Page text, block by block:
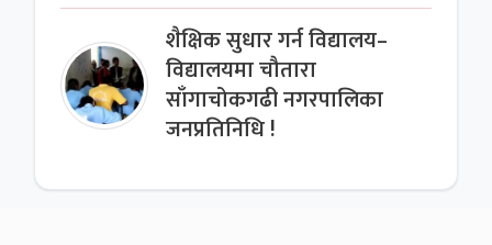
शैक्षिक सुधार गर्न विद्यालय–
विद्यालयमा चौतारा
साँगाचोकगढी नगरपालिका
जनप्रतिनिधि !